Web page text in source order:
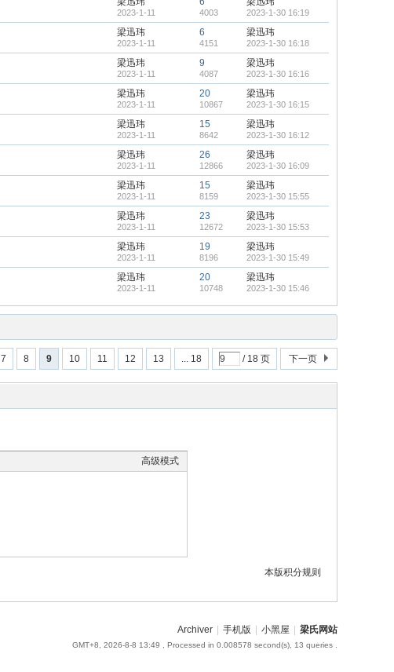
2023-1-11 4003 2023-1-30 16:19
梁迅玮
2023-1-11
6
4151
梁迅玮
2023-1-30 16:18
梁迅玮
2023-1-11
9
4087
梁迅玮
2023-1-30 16:16
梁迅玮
2023-1-11
20
10867
梁迅玮
2023-1-30 16:15
梁迅玮
2023-1-11
15
8642
梁迅玮
2023-1-30 16:12
梁迅玮
2023-1-11
26
12866
梁迅玮
2023-1-30 16:09
梁迅玮
2023-1-11
15
8159
梁迅玮
2023-1-30 15:55
梁迅玮
2023-1-11
23
12672
梁迅玮
2023-1-30 15:53
梁迅玮
2023-1-11
19
8196
梁迅玮
2023-1-30 15:49
梁迅玮
2023-1-11
20
10748
梁迅玮
2023-1-30 15:46
7 8 9 10 11 12 13 ... 18 / 18 页 下一页
高级模式
本版积分规则
Archiver 手机版 小黑屋 梁氏网站
GMT+8, 2026-8-8 13:49 , Processed in 0.008578 second(s), 13 queries .